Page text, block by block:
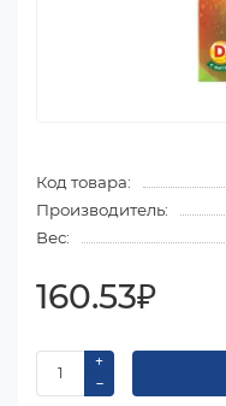
Код товара:
Производитель:
Вес:
160.53₽